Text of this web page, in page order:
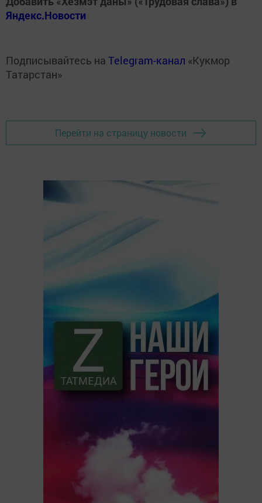
Яндекс.Новости
Подписывайтесь на Telegram-канал «Кукмор
Татарстан»
Перейти на страницу новости